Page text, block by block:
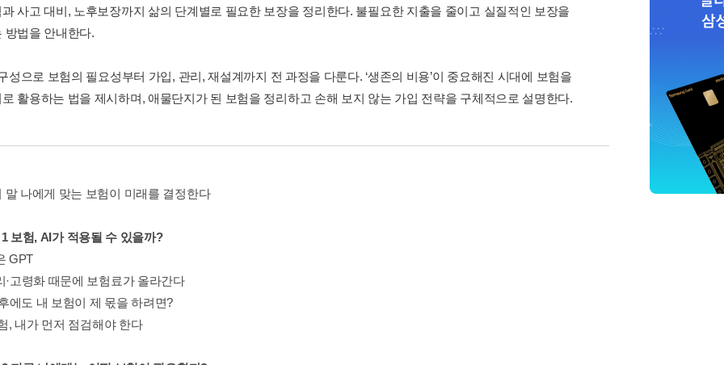
사고 대비, 노후보장까지 삶의 단계별로 필요한 보장을 정리한다. 불필요한 지출을 줄이고 실질적인 보장을
방법을 안내한다.
성으로 보험의 필요성부터 가입, 관리, 재설계까지 전 과정을 다룬다. ‘생존의 비용’이 중요해진 시대에 보험을
활용하는 법을 제시하며, 애물단지가 된 보험을 정리하고 손해 보지 않는 가입 전략을 구체적으로 설명한다.
말 나에게 맞는 보험이 미래를 결정한다
보험, AI가 적용될 수 있을까?
GPT
·고령화 때문에 보험료가 올라간다
에도 내 보험이 제 몫을 하려면?
, 내가 먼저 점검해야 한다